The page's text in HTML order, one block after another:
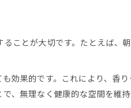
ことが大切です。たとえば、
効果的です。これにより、香
、無理なく健康的な空間を維